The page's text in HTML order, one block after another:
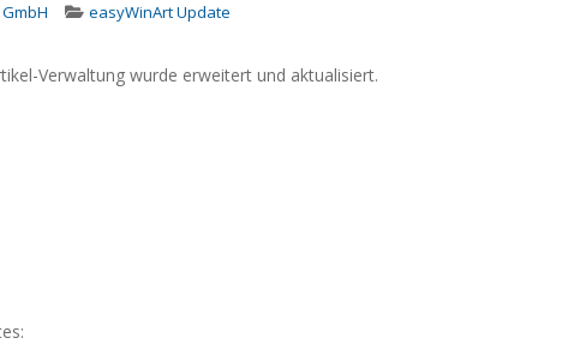
easyWinArt Update
Verwaltung wurde erweitert und aktualisiert.